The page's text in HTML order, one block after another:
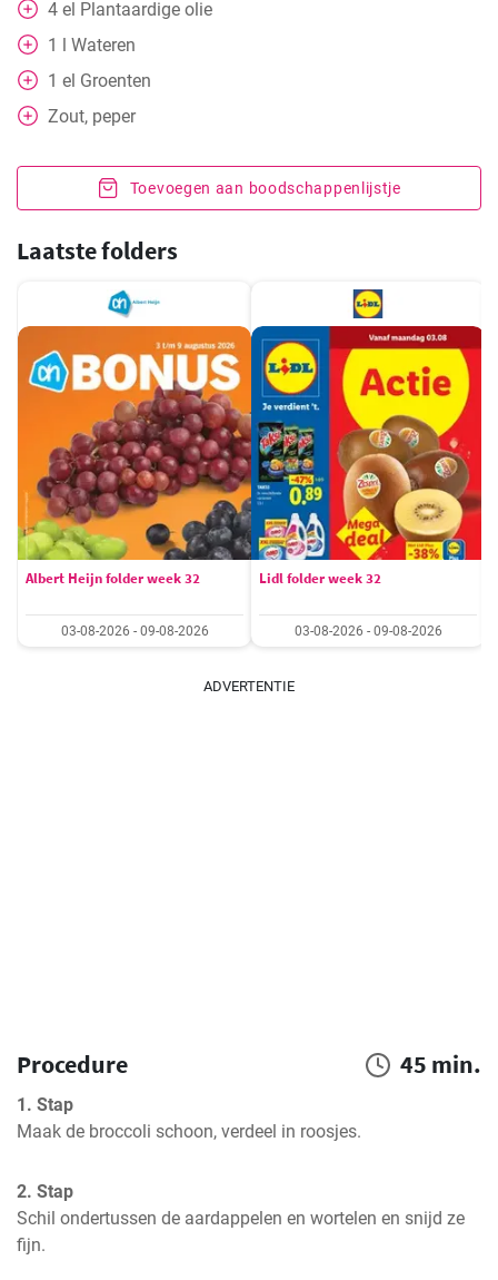
4 el Plantaardige olie
1 l Wateren
1 el Groenten
Zout, peper
Toevoegen aan boodschappenlijstje
Laatste folders
Albert Heijn folder week 32
03-08-2026 - 09-08-2026
Lidl folder week 32
03-08-2026 - 09-08-2026
ADVERTENTIE
Procedure 45 min.
1. Stap
Maak de broccoli schoon, verdeel in roosjes.
2. Stap
Schil ondertussen de aardappelen en wortelen en snijd ze
fijn.